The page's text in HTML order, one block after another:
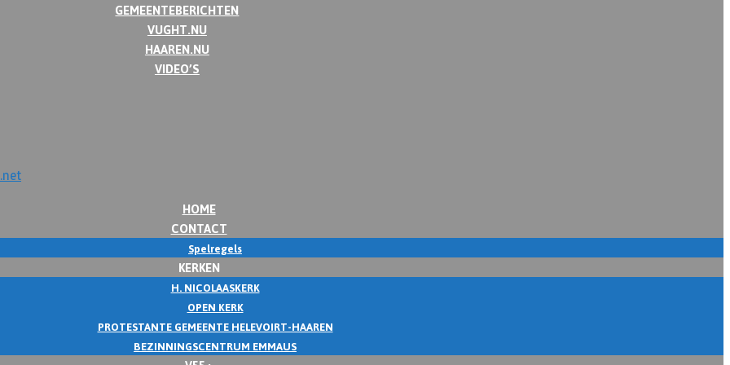
GEMEENTEBERICHTEN
VUGHT.NU
HAAREN.NU
VIDEO’S
HOME
CONTACT
Spelregels
KERKEN
H. NICOLAASKERK
OPEN KERK
PROTESTANTE GEMEENTE HELEVOIRT-HAAREN
BEZINNINGSCENTRUM EMMAUS